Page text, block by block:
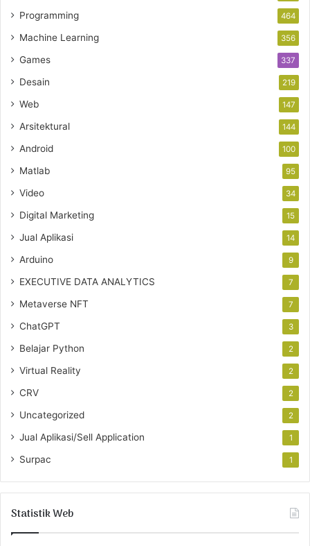
Programming 464
Machine Learning 356
Games 337
Desain 219
Web 147
Arsitektural 144
Android 100
Matlab 95
Video 34
Digital Marketing 15
Jual Aplikasi 14
Arduino 9
EXECUTIVE DATA ANALYTICS 7
Metaverse NFT 7
ChatGPT 3
Belajar Python 2
Virtual Reality 2
CRV 2
Uncategorized 2
Jual Aplikasi/Sell Application 1
Surpac 1
Statistik Web